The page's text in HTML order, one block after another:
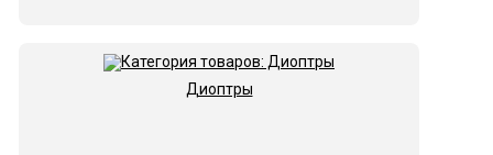
Диоптры